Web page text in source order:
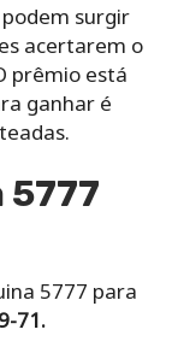
surgir
acertarem o
prêmio está
ganhar é
5777
5777 para
71.